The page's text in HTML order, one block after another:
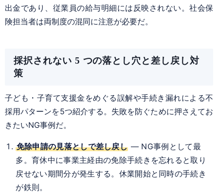
出金であり、従業員の給与明細には反映されない。社会保
険担当者は両制度の混同に注意が必要だ。
採択されない 5 つの落とし穴と差し戻し対
策
子ども・子育て支援金をめぐる誤解や手続き漏れによる不
採用パターンを5つ紹介する。失敗を防ぐために押さえてお
きたいNG事例だ。
免除申請の見落としで差し戻し — NG事例として最
多。育休中に事業主経由の免除手続きを忘れると取り
戻せない期間分が発生する。休業開始と同時の手続き
が鉄則。